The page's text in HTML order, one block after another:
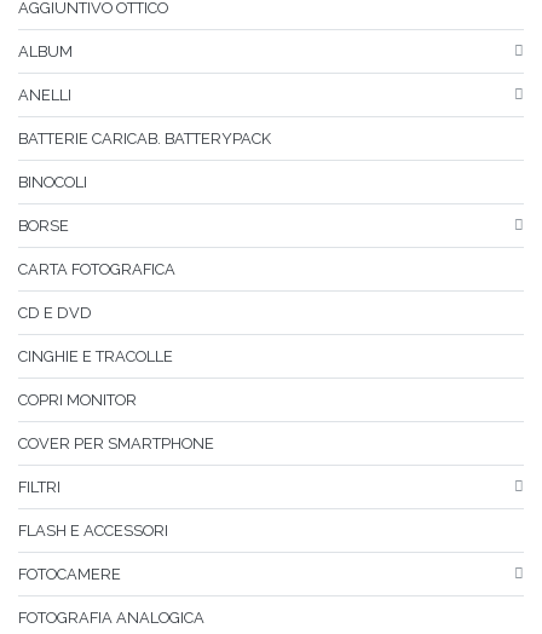
AGGIUNTIVO OTTICO
ALBUM
ANELLI
BATTERIE CARICAB. BATTERYPACK
BINOCOLI
BORSE
CARTA FOTOGRAFICA
CD E DVD
CINGHIE E TRACOLLE
COPRI MONITOR
COVER PER SMARTPHONE
FILTRI
FLASH E ACCESSORI
FOTOCAMERE
FOTOGRAFIA ANALOGICA